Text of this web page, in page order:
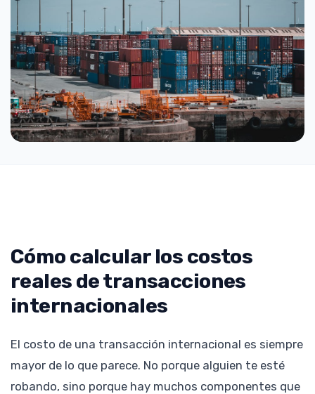
Cómo calcular los costos
reales de transacciones
internacionales
El costo de una transacción internacional es siempre
mayor de lo que parece. No porque alguien te esté
robando, sino porque hay muchos componentes que